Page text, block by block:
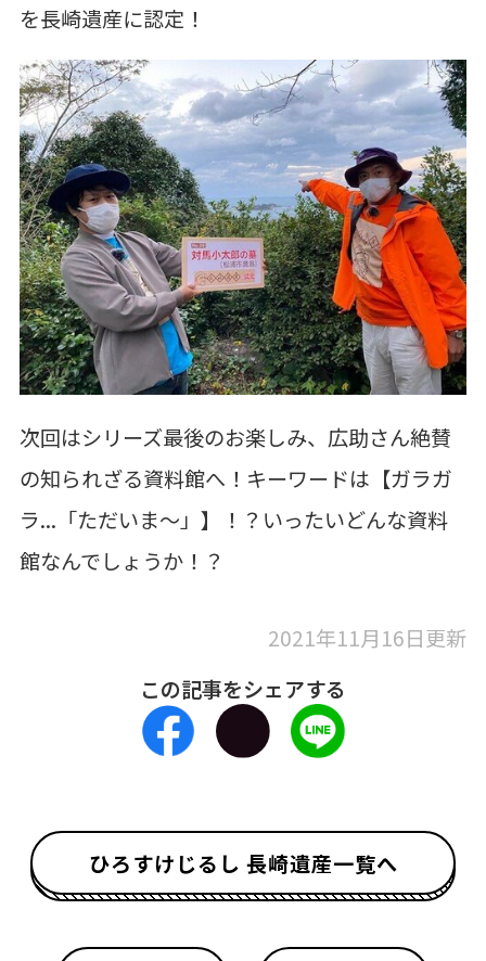
を長崎遺産に認定！
次回はシリーズ最後のお楽しみ、広助さん絶賛
の知られざる資料館へ！キーワードは【ガラガ
ラ...「ただいま～」】！？いったいどんな資料
館なんでしょうか！？
2021年11月16日更新
この記事をシェアする
ひろすけじるし 長崎遺産一覧へ